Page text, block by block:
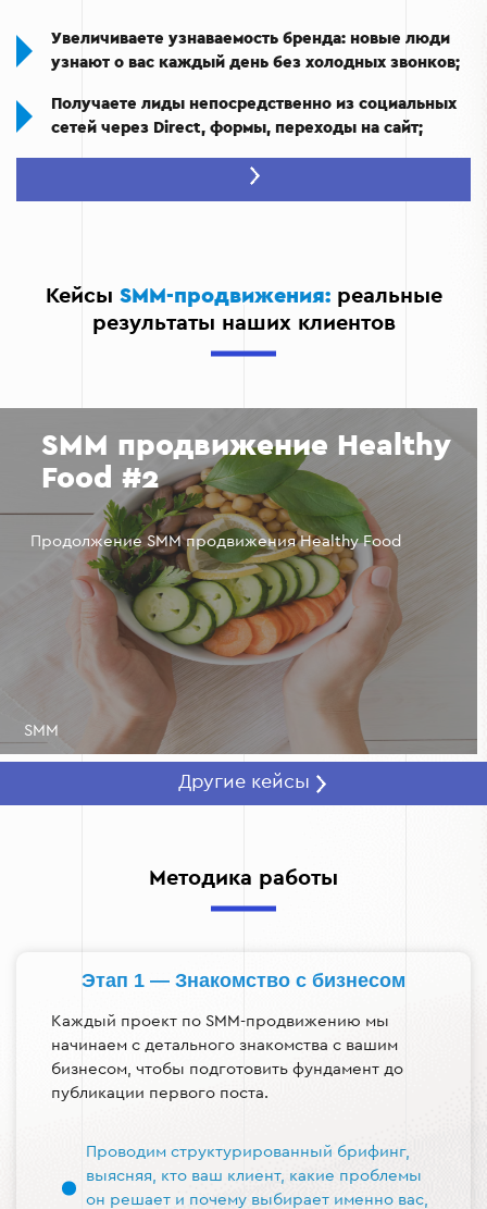
Увеличиваете узнаваемость бренда: новые люди
узнают о вас каждый день без холодных звонков;
Получаете лиды непосредственно из социальных
сетей через Direct, формы, переходы на сайт;
Выстраиваете лояльность: клиенты, которые
отзывы и формируете доверие к компании;
Масштабируете продажи: рост охвата напрямую
влияет на трафик, конверсию и ROI.
Кейсы SMM-продвижения:реальные
результаты наших клиентов
Разработка дизайна
социальных сетей для
маркетингового агентства
Outsourcing Team
Разработка дизайна постов для соц. сетей
агентства Outsourcing Team
SMM Дизайн
Другие кейсы
Методика работы
Этап 1 — Знакомство с бизнесом
Каждый проект по SMM-продвижению мы
начинаем с детального знакомства с вашим
бизнесом, чтобы подготовить фундамент до
публикации первого поста.
Проводим структурированный брифинг,
выясняя, кто ваш клиент, какие проблемы
он решает и почему выбирает именно вас,